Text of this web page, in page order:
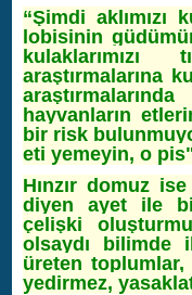
“Şimdi aklımızı
lobisinin
araştırmalarına
hayvanların
bir risk
eti yemeyin, o
Hınzır domuz
diyen ayet ile
çelişki
olsaydı
üreten toplumlar,
yedirmez,